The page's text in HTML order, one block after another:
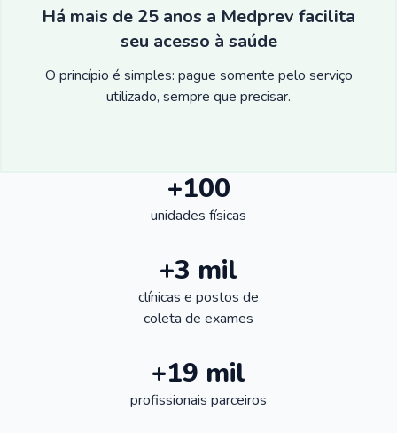
Há mais de 25 anos a Medprev facilita
seu acesso à saúde
O princípio é simples: pague somente pelo serviço
utilizado, sempre que precisar.
+100
unidades físicas
+3 mil
clínicas e postos de
coleta de exames
+19 mil
profissionais parceiros